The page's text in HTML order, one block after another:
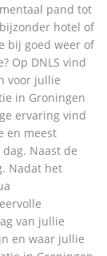
pand tot
hotel of
bij goed weer of
Op DNLS vind
voor jullie
in Groningen
ervaring vind
en meest
Naast de
Nadat het
van jullie
en waar jullie